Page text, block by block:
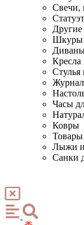
Свечи,
Шкуры
Кресла
Стулья
Часы
Ковры
Товары
Лыжи и
Санки